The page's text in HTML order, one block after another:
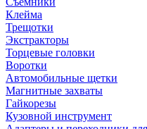
Клейма
Трещотки
Экстракторы
Торцевые головки
Воротки
Автомобильные щетки
Магнитные захваты
Гайкорезы
Кузовной инструмент